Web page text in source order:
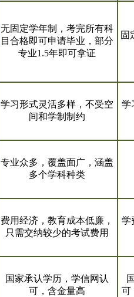
无固定学年制，考完所有科
目合格即可申请毕业，部分
专业1.5年即可拿证
固
学习形式灵活多样，不受空
间和学制制约
学
专业众多，覆盖面广，涵盖
多个学科种类
费用经济，教育成本低廉，
只需交纳较少的考试费用
学
国家承认学历，学信网认
可，含金量高
可